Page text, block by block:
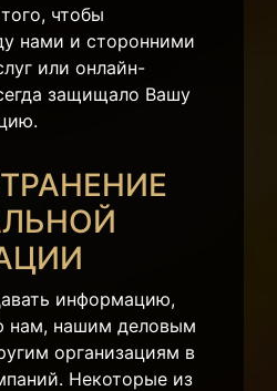
чтобы
нами и сторонними
или онлайн-
защищало Вашу
информацию,
нам, нашим деловым
организациям в
Некоторые из